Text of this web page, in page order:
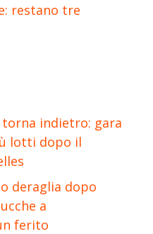
restano tre
indietro: gara
lotti dopo il
deraglia dopo
a
ferito